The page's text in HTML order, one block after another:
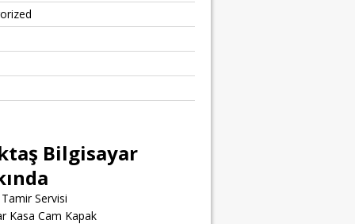
Bilgisayar
Servisi
Kasa Cam Kapak